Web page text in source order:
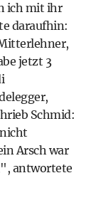
ich mit ihr
daraufhin:
jetzt 3
Schmid:
Arsch war
antwortete